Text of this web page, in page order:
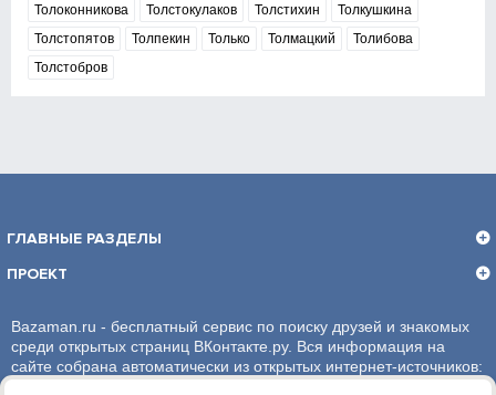
Толоконникова
Толстокулаков Толстихин
Толкушкина
Толстопятов
Толпекин Только Толмацкий
Толибова
Толстобров
ГЛАВНЫЕ РАЗДЕЛЫ
ПРОЕКТ
Bazaman.ru - бесплатный сервис по поиску друзей и знакомых
среди открытых страниц ВКонтакте.ру. Вся информация на
сайте собрана автоматически из открытых интернет-источников: